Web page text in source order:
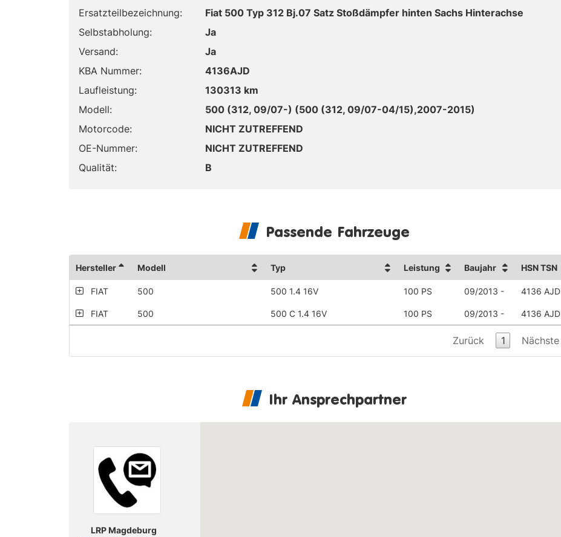
Ersatzteilbezeichnung:
Fiat 500 Typ 312 Bj.07 Satz Stoßdämpfer hinten Sachs Hinterachse
Selbstabholung:
Ja
Versand:
Ja
KBA Nummer:
4136AJD
Laufleistung:
130313 km
Modell:
500 (312, 09/07-) (500 (312, 09/07-04/15),2007-2015)
Motorcode:
NICHT ZUTREFFEND
OE-Nummer:
NICHT ZUTREFFEND
Qualität:
B
Passende Fahrzeuge
Hersteller Modell Typ Leistung Baujahr HSN TSN
FIAT 500 500 1.4 16V 100 PS 09/2013 - 4136 AJD
FIAT 500 500 C 1.4 16V 100 PS 09/2013 - 4136 AJD
Zurück 1 Nächste
Ihr Ansprechpartner
LRP Magdeburg